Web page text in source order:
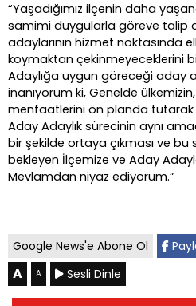
“Yaşadığımız ilçenin daha
samimi duygularla göreve talip
adaylarının hizmet noktasında
koymaktan çekinmeyeceklerini
Adaylığa uygun göreceği aday
inanıyorum ki, Genelde
menfaatlerini ön planda tutarak
Aday Adaylık sürecinin aynı
bir şekilde ortaya çıkması ve bu
bekleyen İlçemize ve Aday
Mevlamdan niyaz ediyorum.”
Google News'e Abone Ol
A A Sesli Dinle